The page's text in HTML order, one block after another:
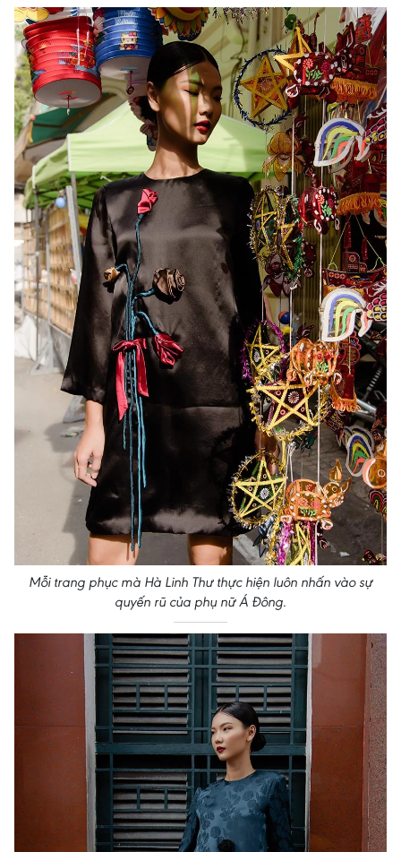
Mỗi trang phục mà Hà Linh Thư thực hiện luôn nhấn vào sự
quyến rũ của phụ nữ Á Đông.